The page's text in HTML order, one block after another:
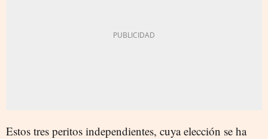
Estos tres peritos independientes, cuya elección se ha